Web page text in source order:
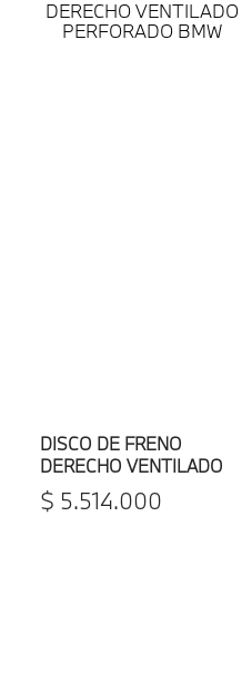
DISCO DE FRENO
DERECHO VENTILADO
PERFORADO BMW
$ 5.514.000